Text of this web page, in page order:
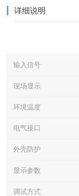
详细说明
输入信号
现场显示
环境温度
电气接口
外壳防护
显示参数
调试方式